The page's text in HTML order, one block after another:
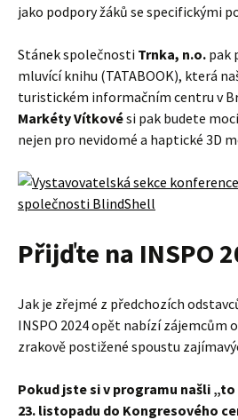
jako podpory žáků se specifickými
Stánek společnosti Trnka, n.o. pak
mluvící knihu (TATABOOK), která
turistickém informačním centru v
Markéty Vítkovési pak budete
nejen pro nevidomé a haptické 3D
Přijďte na INSPO
Jak je zřejmé z předchozích
INSPO 2024 opět nabízí zájemcům
zrakově postižené spoustu
Pokud jste si v programu našli
23. listopadu do Kongresového